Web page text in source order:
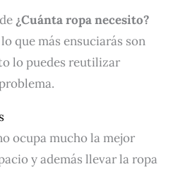
¿Cuánta ropa necesito?
que más ensuciarás son
lo puedes reutilizar
ocupa mucho la mejor
y además llevar la ropa